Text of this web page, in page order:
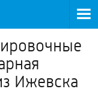
Ижевска